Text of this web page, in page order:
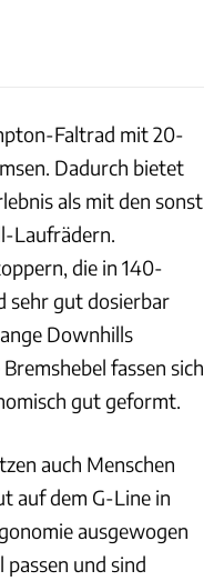
Faltrad mit 20-
Dadurch bietet
als mit den sonst
Laufrädern.
die in 140-
sehr gut dosierbar
Downhills
fassen sich
gut geformt.
auch Menschen
auf dem G-Line in
ausgewogen
und sind